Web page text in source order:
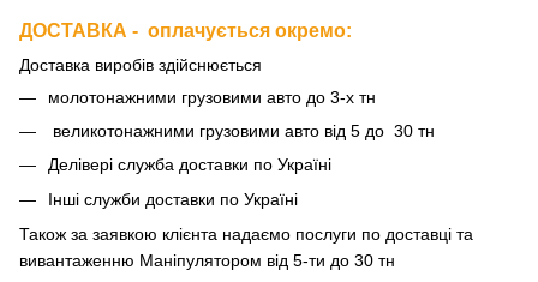
ДОСТАВКА - оплачується окремо:
Доставка виробів здійснюється
молотонажними грузовими авто до 3-х тн
великотонажними грузовими авто від 5 до 30 тн
Делівері служба доставки по Україні
Інші служби доставки по Україні
Також за заявкою клієнта надаємо послуги по доставці та
вивантаженню Маніпулятором від 5-ти до 30 тн